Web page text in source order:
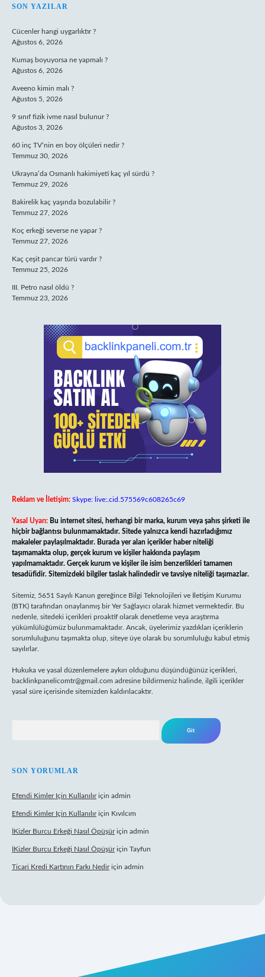
SIDEBAR
SON YAZILAR
Cücenler hangi uygarlıktır ?
Ağustos 6, 2026
Kumaş boyuyorsa ne yapmalı ?
Ağustos 6, 2026
Aveeno kimin malı ?
Ağustos 5, 2026
9 sınıf fizik ivme nasıl bulunur ?
Ağustos 3, 2026
60 inç TV’nin en boy ölçüleri nedir ?
Temmuz 30, 2026
Ukrayna’da Osmanlı hakimiyeti kaç yıl sürdü ?
Temmuz 29, 2026
Bakirelik kaç yaşında bozulabilir ?
Temmuz 27, 2026
Koç erkeği severse ne yapar ?
Temmuz 27, 2026
Kaç çeşit pancar türü vardır ?
Temmuz 25, 2026
III. Petro nasıl öldü ?
Temmuz 23, 2026
Reklam ve İletişim: Skype: live:.cid.575569c608265c69
Yasal Uyarı: Bu internet sitesi, herhangi bir marka, kurum veya şahıs şirketi ile
hiçbir bağlantısı bulunmamaktadır. Sitede yalnızca kendi hazırladığımız
makaleler paylaşılmaktadır. Burada yer alan içerikler haber niteliği
taşımamakta olup, gerçek kurum ve kişiler hakkında paylaşım
yapılmamaktadır. Gerçek kurum ve kişiler ile isim benzerlikleri tamamen
tesadüfidir. Sitemizdeki bilgiler taslak halindedir ve tavsiye niteliği taşımazlar.
Sitemiz, 5651 Sayılı Kanun gereğince Bilgi Teknolojileri ve İletişim Kurumu
(BTK) tarafından onaylanmış bir Yer Sağlayıcı olarak hizmet vermektedir. Bu
nedenle, sitedeki içerikleri proaktif olarak denetleme veya araştırma
yükümlülüğümüz bulunmamaktadır. Ancak, üyelerimiz yazdıkları içeriklerin
sorumluluğunu taşımakta olup, siteye üye olarak bu sorumluluğu kabul etmiş
sayılırlar.
Hukuka ve yasal düzenlemelere aykırı olduğunu düşündüğünüz içerikleri,
backlinkpanelicomtr@gmail.com adresine bildirmeniz halinde, ilgili içerikler
yasal süre içerisinde sitemizden kaldırılacaktır.
SON YORUMLAR
Efendi Kimler Için Kullanılıriçin admin
Efendi Kimler Için Kullanılıriçin Kıvılcım
İKizler Burcu Erkeği Nasıl Öpüşüriçin admin
İKizler Burcu Erkeği Nasıl Öpüşüriçin Tayfun
Ticari Kredi Kartının Farkı Nediriçin admin